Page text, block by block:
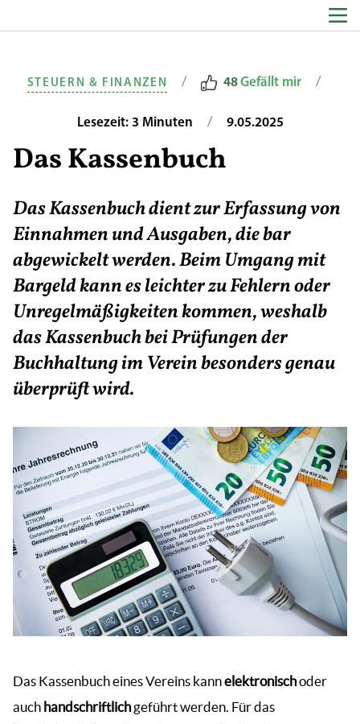
STEUERN & FINANZEN / 48Gefällt mir /
Lesezeit: 3 Minuten / 9.05.2025
Das Kassenbuch
Das Kassenbuch dient zur Erfassung von
Einnahmen und Ausgaben, die bar
abgewickelt werden. Beim Umgang mit
Bargeld kann es leichter zu Fehlern oder
Unregelmäßigkeiten kommen, weshalb
das Kassenbuch bei Prüfungen der
Buchhaltung im Verein besonders genau
überprüft wird.
Das Kassenbuch eines Vereins kannelektronischoder
auch handschriftlichgeführt werden. Für das